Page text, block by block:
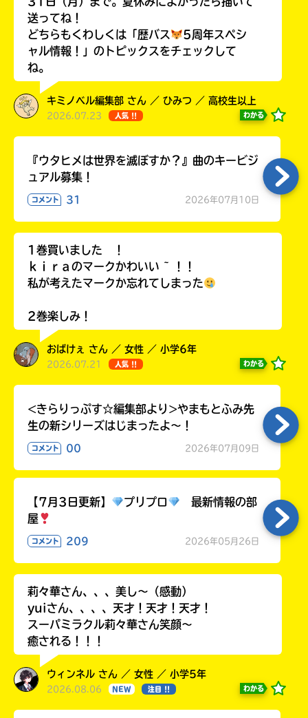
送ってね！
どちらもくわしくは「歴バス
5周年スペシ
ャル情報！」のトピックスをチェックして
ね。
キミノベル編集部 さん ／ ひみつ ／ 高校生以上
2026.07.23 人気 !! わかる
『ウタヒメは世界を滅ぼすか？』曲のキービジ
ュアル募集！
コメント 31 2026年07月10日
1巻買いました ！
ｋｉｒａのマークかわいい ~ ！！
私が考えたマークか忘れてしまった
2巻楽しみ！
おばけぇ さん ／ 女性 ／ 小学6年
2026.07.21 人気 !! わかる
<きらりっぷす☆編集部より>やまもとふみ先
生の新シリーズはじまったよ～！
コメント 00 2026年07月09日
【7月3日更新】 プリプロ
最新情報の部
屋
コメント 209 2026年05月26日
莉々華さん、、、美し〜（感動）
yuiさん、、、、天才！天才！天才！
スーパミラクル莉々華さん笑顔〜
癒される！！！
ウィンネル さん ／ 女性 ／ 小学5年
2026.08.06 NEW 注目 !! わかる
い
え
容
に
ー
が
で、
も
度
認
て
戻
る